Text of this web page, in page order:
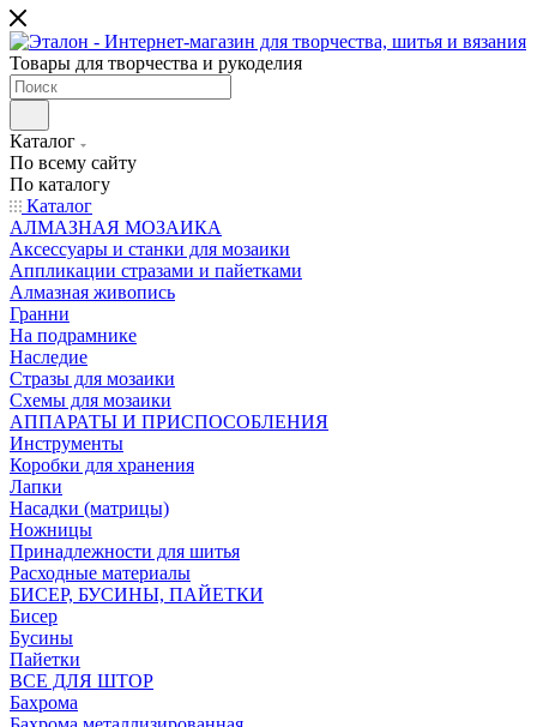
Товары для творчества и рукоделия
Каталог
По всему сайту
По каталогу
Каталог
АЛМАЗНАЯ МОЗАИКА
Аксессуары и станки для мозаики
Аппликации стразами и пайетками
Алмазная живопись
Гранни
На подрамнике
Наследие
Стразы для мозаики
Схемы для мозаики
АППАРАТЫ И ПРИСПОСОБЛЕНИЯ
Инструменты
Коробки для хранения
Лапки
Насадки (матрицы)
Ножницы
Принадлежности для шитья
Расходные материалы
БИСЕР, БУСИНЫ, ПАЙЕТКИ
Бисер
Бусины
Пайетки
ВСЕ ДЛЯ ШТОР
Бахрома